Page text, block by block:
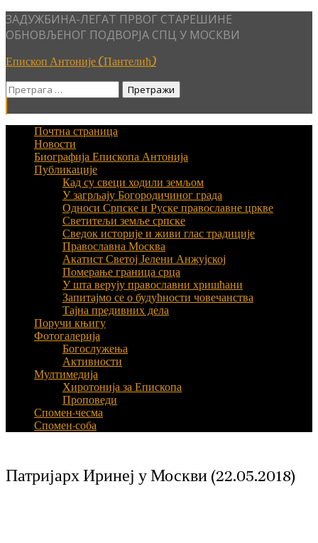
Skip
to
ЗАДУЖБИНА-ЛЕГАТ ПРВОГ СТАРЕШИНЕ
ОБНОВЉЕНОГ ПОДВОРЈА СПЦ У МОСКВИ
Епископ Антоније (Пантелић)
Претрага
Почтна страница
Новости
Биографија Епископа Антонија
Публикације
Кад су свеци ходили земљом
У загрљају Богородичиног града
Односи Српске и Руске православне цркве
Светитељи земље српске
Сведок историје и живи глас традиције
Православна Москва
Акатист Светој Јелени Анжујској
Померање граница срца
У шта верују православни хришћани
Запитајмо се о будућности човечанства
Тајна предивних дела
Поручи књигу
Фотогалерија
Богослужења
Активности
Мултимедија
Хиротонија за Епископа
Проповеди
Спомен-чесма
Спомен-соба
Патријарх Иринеј у Москви (22.05.2018)